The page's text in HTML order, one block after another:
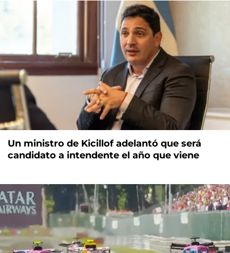
Un ministro de Kicillof adelantó que será
candidato a intendente el año que viene